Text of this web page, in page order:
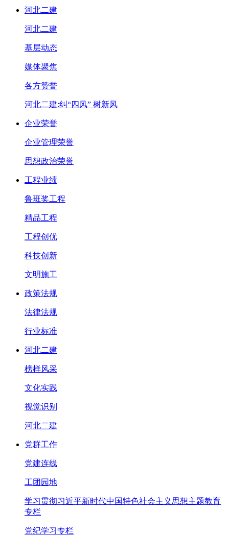
河北二建
河北二建
基层动态
媒体聚焦
各方赞誉
河北二建:纠“四风” 树新风
企业荣誉
企业管理荣誉
思想政治荣誉
工程业绩
鲁班奖工程
精品工程
工程创优
科技创新
文明施工
政策法规
法律法规
行业标准
河北二建
榜样风采
文化实践
视觉识别
河北二建
党群工作
党建连线
工团园地
学习贯彻习近平新时代中国特色社会主义思想主题教育
专栏
党纪学习专栏